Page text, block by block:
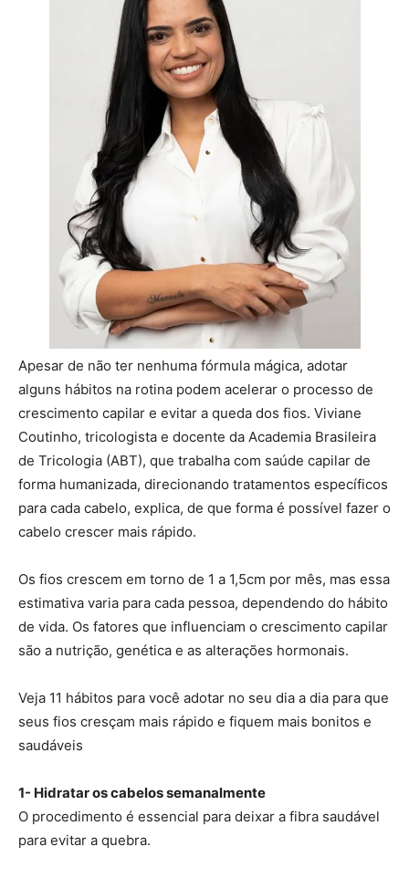
Apesar de não ter nenhuma fórmula mágica, adotar
alguns hábitos na rotina podem acelerar o processo de
crescimento capilar e evitar a queda dos fios. Viviane
Coutinho, tricologista e docente da Academia Brasileira
de Tricologia (ABT), que trabalha com saúde capilar de
forma humanizada, direcionando tratamentos específicos
para cada cabelo, explica, de que forma é possível fazer o
cabelo crescer mais rápido.
Os fios crescem em torno de 1 a 1,5cm por mês, mas essa
estimativa varia para cada pessoa, dependendo do hábito
de vida. Os fatores que influenciam o crescimento capilar
são a nutrição, genética e as alterações hormonais.
Veja 11 hábitos para você adotar no seu dia a dia para que
seus fios cresçam mais rápido e fiquem mais bonitos e
saudáveis
1- Hidratar os cabelos semanalmente
O procedimento é essencial para deixar a fibra saudável
para evitar a quebra.